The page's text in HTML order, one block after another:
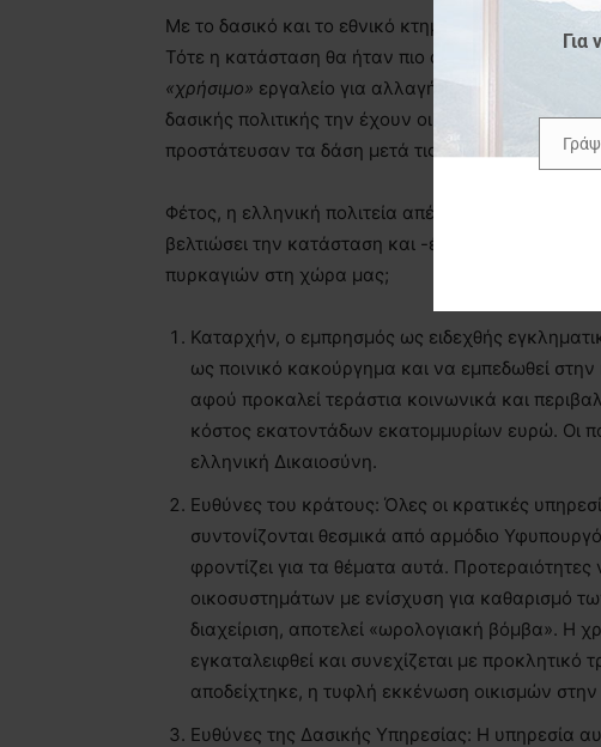
Με το δασικό και το εθνικό κτηματολόγιο θα
Τότε η κατάσταση θα ήταν πιο απλή και εύκολη
«χρήσιμο» εργαλείο για αλλαγή της χρήσης γης.
δασικής πολιτικής την έχουν οι κυβερνήσεις που
προστάτευσαν τα δάση μετά τις καταστροφικές
Φέτος, η ελληνική πολιτεία απέτυχε για ακόμη
βελτιώσει την κατάσταση και -έστω- να μειώσει
πυρκαγιών στη χώρα μας;
Καταρχήν, ο εμπρησμός ως ειδεχθής
ως ποινικό κακούργημα και να εμπεδωθεί
αφού προκαλεί τεράστια κοινωνικά και
κόστος εκατοντάδων εκατομμυρίων ευρώ. Οι
ελληνική Δικαιοσύνη.
Ευθύνες του κράτους: Όλες οι κρατικές
συντονίζονται θεσμικά από αρμόδιο
φροντίζει για τα θέματα αυτά.
οικοσυστημάτων με ενίσχυση για καθαρισμό
διαχείριση, αποτελεί «ωρολογιακή βόμβα». Η
εγκαταλειφθεί και συνεχίζεται με
αποδείχτηκε, η τυφλή εκκένωση οικισμών
Ευθύνες της Δασικής Υπηρεσίας: Η υπηρεσία
Για
Email